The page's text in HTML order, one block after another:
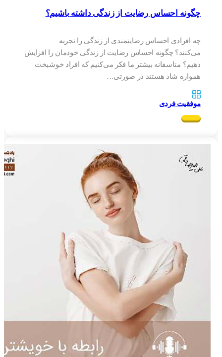
چگونه احساس رضایت از زندگی داشته باشیم؟
چه افرادی احساس رضایتمندی از زندگی را تجربه
می‌کنند؟ چگونه احساس رضایت از زندگی خودمان را افزایش
دهیم؟ متاسفانه بیشتر ما فکر می‌کنیم که افراد خوشبخت
همواره شاد هستند در صورتی…
موفقیت فردی